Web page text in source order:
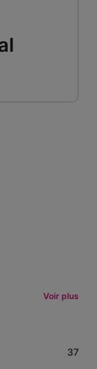
Voir plus
37